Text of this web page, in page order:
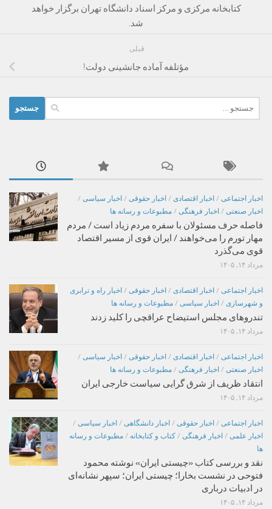
کتابخانه مرکزی و مرکز اسناد دانشگاه تهران برگزار خواهد
شد.
قبلی
مؤتلفه آماده جانشینی دولت!
برای:
اخبار اجتماعی / اخبار اقتصادی / اخبار حقوقی / اخبار سیاسی /
اخبار صنعتی / اخبار فرهنگی / مطبوعات و رسانه ها
فاصله حرف مسئولان با سفره مردم زیاد است / مردم
مهار تورم را می‌خواهند / ایران قوی از مسیر اقتصاد
قوی می‌گذرد
مرداد ۱۴, ۱۴۰۵
اخبار اجتماعی / اخبار اقتصادی / اخبار حقوقی / اخبار راه و ترابری
و شهرسازی / اخبار سیاسی / مطبوعات و رسانه ها
تندروهای مجلس استیضاح عراقچی را کلید زدند
مرداد ۱۴, ۱۴۰۵
اخبار اجتماعی / اخبار اقتصادی / اخبار حقوقی / اخبار سیاسی /
اخبار صنعتی / اخبار فرهنگی / مطبوعات و رسانه ها
انتقاد ظریف از شرق گرایی سیاست خارجی ایران
مرداد ۱۴, ۱۴۰۵
اخبار اجتماعی / اخبار حقوقی / اخبار دانشگاهی / اخبار سیاسی /
اخبار علمی / اخبار فرهنگی / کتاب و کتابخانه / مطبوعات و رسانه
ها
نقد و بررسی کتاب «چیستی ایران» نوشته محمود
فتوحی در نشست بخارا؛ چیستی ایران؛ سپهر نشانه‌ای
در ادبیات درباری
مرداد ۱۴, ۱۴۰۵